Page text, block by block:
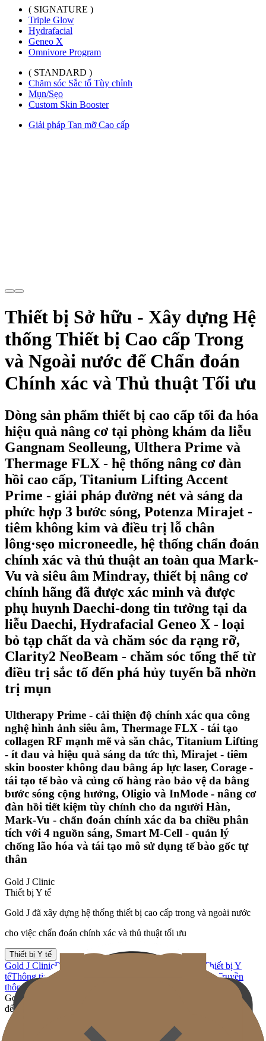
( SIGNATURE )
Triple Glow
Hydrafacial
Geneo X
Omnivore Program
( STANDARD )
Chăm sóc Sắc tố Tùy chỉnh
Mụn/Sẹo
Custom Skin Booster
Giải pháp Tan mỡ Cao cấp
Thiết bị Sở hữu - Xây dựng Hệ
thống Thiết bị Cao cấp Trong
và Ngoài nước để Chẩn đoán
Chính xác và Thủ thuật Tối ưu
Dòng sản phẩm thiết bị cao cấp tối đa hóa
hiệu quả nâng cơ tại phòng khám da liễu
Gangnam Seolleung, Ulthera Prime và
Thermage FLX - hệ thống nâng cơ đàn
hồi cao cấp, Titanium Lifting Accent
Prime - giải pháp đường nét và sáng da
phức hợp 3 bước sóng, Potenza Mirajet -
tiêm không kim và điều trị lỗ chân
lông·sẹo microneedle, hệ thống chẩn đoán
chính xác và thủ thuật an toàn qua Mark-
Vu và siêu âm Mindray, thiết bị nâng cơ
chính hãng đã được xác minh và được
phụ huynh Daechi-dong tin tưởng tại da
liễu Daechi, Hydrafacial Geneo X - loại
bỏ tạp chất da và chăm sóc da rạng rỡ,
Clarity2 NeoBeam - chăm sóc tổng thể từ
điều trị sắc tố đến phá hủy tuyến bã nhờn
trị mụn
Ultherapy Prime - cải thiện độ chính xác qua công
nghệ hình ảnh siêu âm, Thermage FLX - tái tạo
collagen RF mạnh mẽ và săn chắc, Titanium Lifting
- ít đau và hiệu quả sáng da tức thì, Mirajet - tiêm
skin booster không đau bằng áp lực laser, Corage -
tái tạo tế bào và củng cố hàng rào bảo vệ da bằng
bước sóng cộng hưởng, Oligio và InMode - nâng cơ
đàn hồi tiết kiệm tùy chỉnh cho da người Hàn,
Mark-Vu - chẩn đoán chính xác da ba chiều phân
tích với 4 nguồn sáng, Smart M-Cell - quản lý
chống lão hóa và tái tạo mô sử dụng tế bào gốc tự
thân
Gold J Clinic
Thiết bị Y tế
Gold J đã xây dựng hệ thống thiết bị cao cấp trong và ngoài nước
cho việc chẩn đoán chính xác và thủ thuật tối ưu
Thiết bị Y tế
Gold J ClinicĐội ngũ Bác sĩ
Thiết bị Y
tếThông tin Khám & Chỉ đường
Hoạt động Học thuật & Truyền
thông
Gold J đã xây dựng hệ thống thiết bị cao cấp trong và ngoài nước
để chẩn đoán chính xác và thực hiện thủ thuật tối ưu.